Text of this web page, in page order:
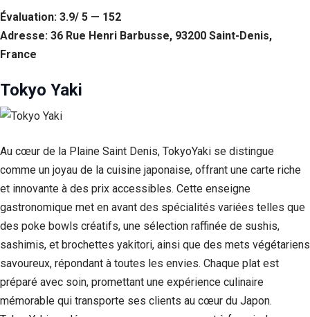
Évaluation: 3.9/ 5 — 152
Adresse: 36 Rue Henri Barbusse, 93200 Saint-Denis,
France
Tokyo Yaki
Au cœur de la Plaine Saint Denis, TokyoYaki se distingue
comme un joyau de la cuisine japonaise, offrant une carte riche
et innovante à des prix accessibles. Cette enseigne
gastronomique met en avant des spécialités variées telles que
des poke bowls créatifs, une sélection raffinée de sushis,
sashimis, et brochettes yakitori, ainsi que des mets végétariens
savoureux, répondant à toutes les envies. Chaque plat est
préparé avec soin, promettant une expérience culinaire
mémorable qui transporte ses clients au cœur du Japon.